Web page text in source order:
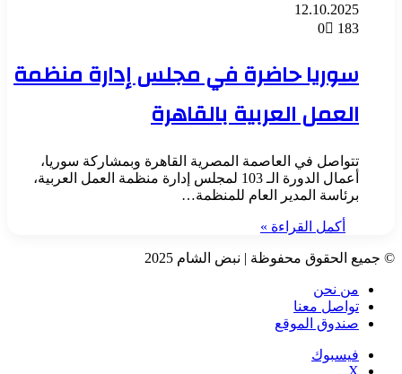
12.10.2025
0
183
سوريا حاضرة في مجلس إدارة منظمة
العمل العربية بالقاهرة
تتواصل في العاصمة المصرية القاهرة وبمشاركة سوريا،
أعمال الدورة الـ 103 لمجلس إدارة منظمة العمل العربية،
برئاسة المدير العام للمنظمة…
أكمل القراءة »
© جميع الحقوق محفوظة | نبض الشام 2025
من نحن
تواصل معنا
صندوق الموقع
فيسبوك
‫X